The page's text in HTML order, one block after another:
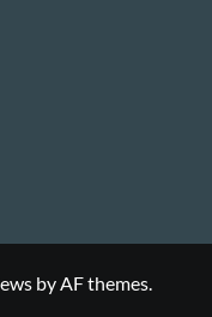
by AF themes.